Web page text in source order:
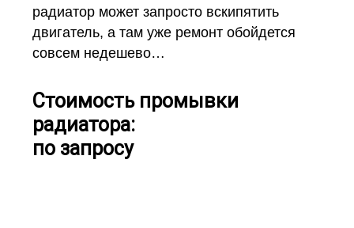
радиатор может запросто вскипятить
двигатель, а там уже ремонт обойдется
совсем недешево…
Стоимость промывки
радиатора:
по запросу